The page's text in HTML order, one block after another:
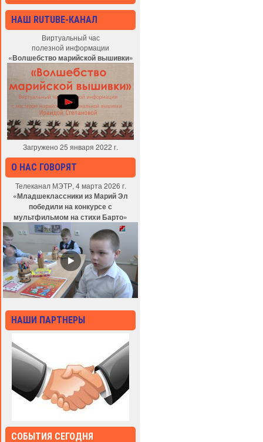
НАШ RUTUBE-КАНАЛ
Виртуальный час
полезной информации
«Волшебство марийской вышивки»
Загружено 25 января 2022 г.
О НАС ГОВОРЯТ
Телеканал МЭТР, 4 марта 2026 г.
«Младшеклассники из Марий Эл
победили на конкурсе с
мультфильмом на стихи Барто»
НАШИ ПАРТНЕРЫ
СОБЫТИЯ СЕГОДНЯ